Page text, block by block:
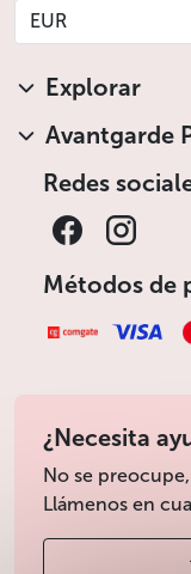
EUR
Explorar
Avantgarde
Redes
Métodos de
¿Necesita
No se
Llámenos en